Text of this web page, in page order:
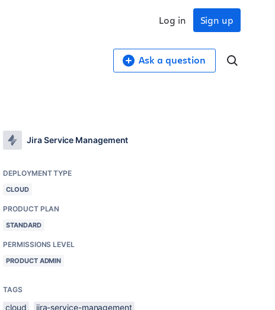
Sign up
Log in
Ask a question
Jira Service Management
DEPLOYMENT TYPE
CLOUD
PRODUCT PLAN
STANDARD
PERMISSIONS LEVEL
PRODUCT ADMIN
TAGS
cloud
jira-service-management